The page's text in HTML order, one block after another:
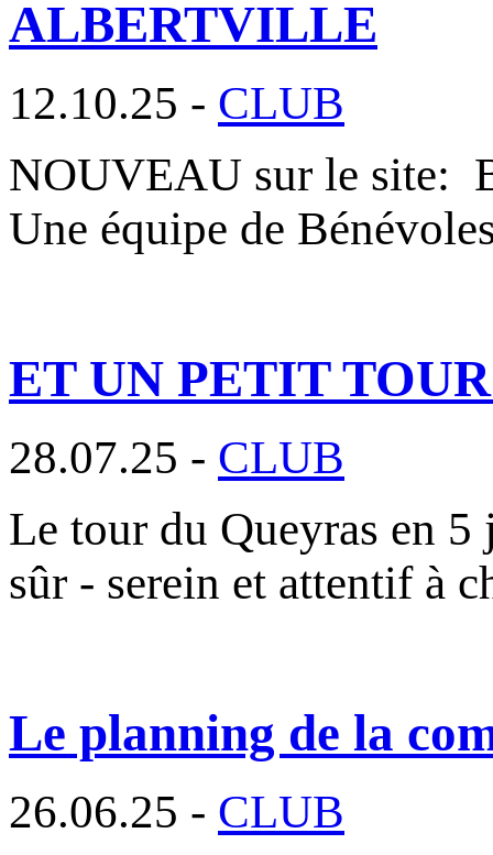
ALBERTVILLE
12.10.25 - CLUB
NOUVEAU sur le site:
Une équipe de
ET UN PETIT
28.07.25 - CLUB
Le tour du Queyras en 5
sûr - serein et attentif à
Le planning de la
26.06.25 - CLUB